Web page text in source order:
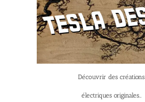
Découvrir des créations
électriques originales…